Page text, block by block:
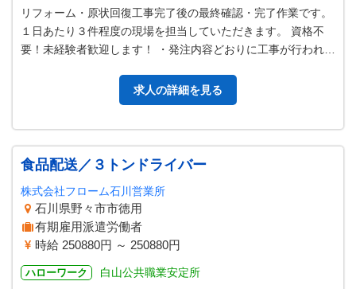
リフォーム・原状回復工事完了後の最終確認・完了作業です。
１日あたり３件程度の現場を担当していただきます。 資格不
要！未経験者歓迎します！ ・発注内容どおりに工事が行われて
求人の詳細を見る
食品配送／３トンドライバー
株式会社フローム石川営業所
石川県野々市市徳用
有期雇用派遣労働者
時給 250880円 ～ 250880円
ハローワーク 白山公共職業安定所